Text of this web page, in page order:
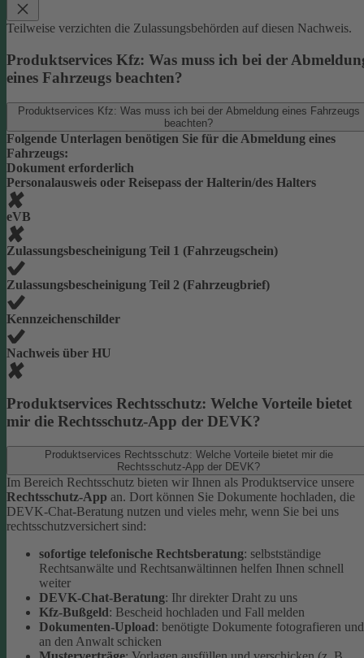
Teilweise verzichten die Zulassungsbehörden auf diesen Nachweis.
Produktservices Kfz: Was muss ich bei der
eines Fahrzeugs beachten?
Produktservices Kfz: Was muss ich bei der Abmeldung eines Fahrzeugs
beachten?
Folgende Unterlagen benötigen Sie für die Abmeldung eines
Fahrzeugs:
Dokument erforderlich
Personalausweis oder Reisepass der Halterin/des Halters
eVB
Zulassungsbescheinigung Teil 1 (Fahrzeugschein)
Zulassungsbescheinigung Teil 2 (Fahrzeugbrief)
Kennzeichenschilder
Nachweis über HU
Produktservices Rechtsschutz: Welche Vorteile bietet
mir die Rechtsschutz-App der DEVK?
Produktservices Rechtsschutz: Welche Vorteile bietet mir die
Rechtsschutz-App der DEVK?
Im Bereich Rechtsschutz bieten wir Ihnen als Produktservice unsere
Rechtsschutz-App an. Dort können Sie Dokumente hochladen, die
DEVK-Chat-Beratung nutzen und vieles mehr, wenn Sie bei uns
rechtsschutzversichert sind:
sofortige telefonische Rechtsberatung: selbstständige
Rechtsanwälte und Rechtsanwältinnen helfen Ihnen schnell
weiter
DEVK-Chat-Beratung: Ihr direkter Draht zu uns
Kfz-Bußgeld: Bescheid hochladen und Fall melden
Dokumenten-Upload: benötigte Dokumente fotografieren und
an den Anwalt schicken